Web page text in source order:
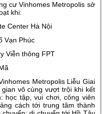
cư Vinhomes Metropolis sở
khi:
Center Hà Nội
Vạn Phúc
Viễn thông FPT
Metropolis Liễu Giai
vô cùng vượt trội khi kết
học tập, vui chơi, công viên
cách tới trung tâm thành